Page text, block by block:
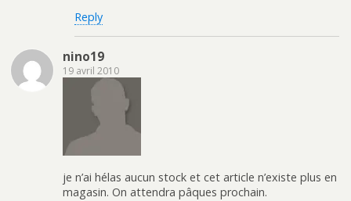
Reply
nino19
19 avril 2010
je n’ai hélas aucun stock et cet article n’existe plus en
magasin. On attendra pâques prochain.